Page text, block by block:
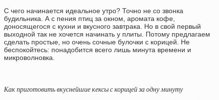
С чего начинается идеальное утро? Точно не со звонка
будильника. А с пения птиц за окном, аромата кофе,
доносящегося с кухни и вкусного завтрака. Но в свой первый
выходной так не хочется начинать у плиты. Потому предлагаем
сделать простые, но очень сочные булочки с корицей. Не
беспокойтесь: понадобится всего лишь минута времени и
микроволновка.
Как приготовить вкуснейшие кексы с корицей за одну минуту